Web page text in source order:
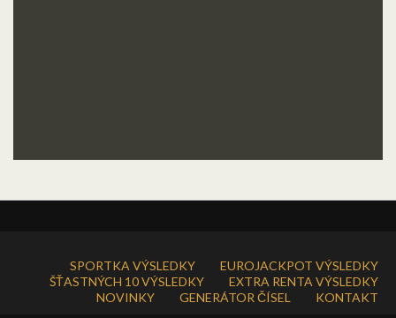
SPORTKA VÝSLEDKY
EUROJACKPOT VÝSLEDKY
ŠŤASTNÝCH 10 VÝSLEDKY
EXTRA RENTA VÝSLEDKY
NOVINKY
GENERÁTOR ČÍSEL KONTAKT